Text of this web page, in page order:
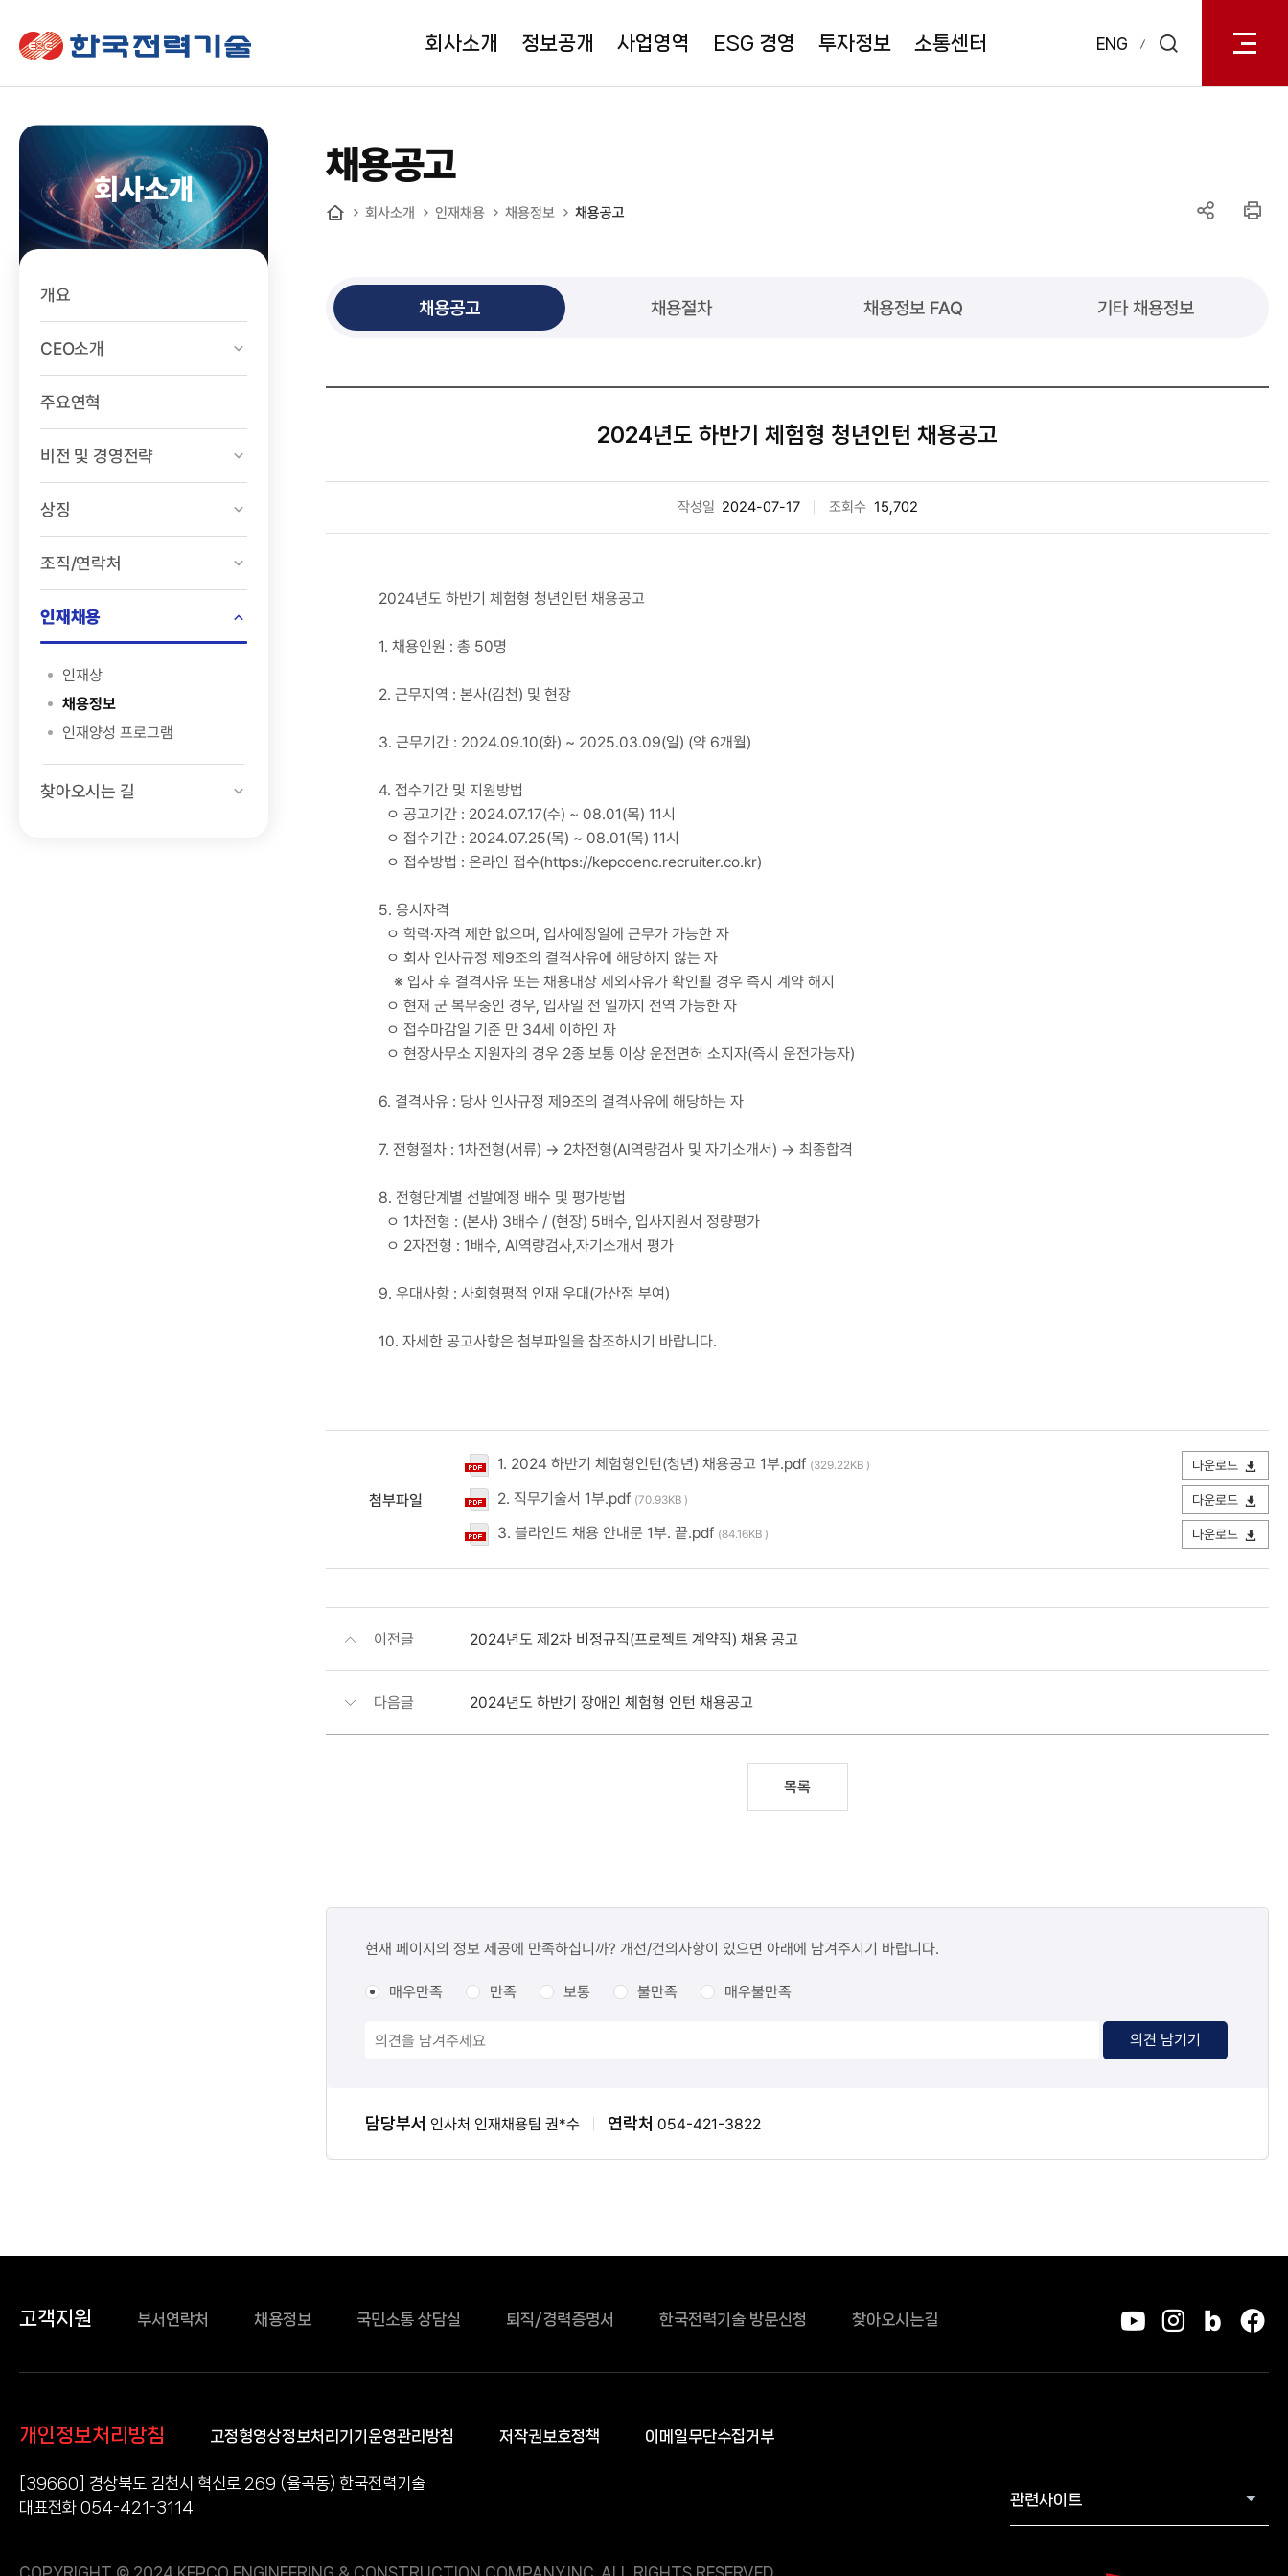
한국전력기술
회사소개 정보공개 사업영역 ESG 경영 투자정보 소통센터 ENG
열기
회사소개
개요
CEO소개
주요연혁
비전 및 경영전략
상징
조직/연락처
인재채용
인재상
채용정보
인재양성 프로그램
찾아오시는 길
채용공고
회사소개 인재채용 채용정보 채용공고
채용공고 채용절차 채용정보 FAQ 기타 채용정보
2024년도 하반기 체험형 청년인턴 채용공고
작성일 2024-07-17 조회수 15,702
2024년도 하반기 체험형 청년인턴 채용공고
1. 채용인원 : 총 50명
2. 근무지역 : 본사(김천) 및 현장
3. 근무기간 : 2024.09.10(화) ~ 2025.03.09(일) (약 6개월)
4. 접수기간 및 지원방법
ㅇ 공고기간 : 2024.07.17(수) ~ 08.01(목) 11시
ㅇ 접수기간 : 2024.07.25(목) ~ 08.01(목) 11시
ㅇ 접수방법 : 온라인 접수(https://kepcoenc.recruiter.co.kr)
5. 응시자격
ㅇ 학력·자격 제한 없으며, 입사예정일에 근무가 가능한 자
ㅇ 회사 인사규정 제9조의 결격사유에 해당하지 않는 자
※ 입사 후 결격사유 또는 채용대상 제외사유가 확인될 경우 즉시 계약 해지
ㅇ 현재 군 복무중인 경우, 입사일 전 일까지 전역 가능한 자
ㅇ 접수마감일 기준 만 34세 이하인 자
ㅇ 현장사무소 지원자의 경우 2종 보통 이상 운전면허 소지자(즉시 운전가능자)
6. 결격사유 : 당사 인사규정 제9조의 결격사유에 해당하는 자
7. 전형절차 : 1차전형(서류) → 2차전형(AI역량검사 및 자기소개서) → 최종합격
8. 전형단계별 선발예정 배수 및 평가방법
ㅇ 1차전형 : (본사) 3배수 / (현장) 5배수, 입사지원서 정량평가
ㅇ 2자전형 : 1배수, AI역량검사,자기소개서 평가
9. 우대사항 : 사회형평적 인재 우대(가산점 부여)
10. 자세한 공고사항은 첨부파일을 참조하시기 바랍니다.
첨부파일
1. 2024 하반기 체험형인턴(청년) 채용공고 1부.pdf (329.22KB ) 다운로드
2. 직무기술서 1부.pdf (70.93KB ) 다운로드
3. 블라인드 채용 안내문 1부. 끝.pdf (84.16KB ) 다운로드
이전글 2024년도 제2차 비정규직(프로젝트 계약직) 채용 공고
다음글 2024년도 하반기 장애인 체험형 인턴 채용공고
목록
만족도현재 페이지의 정보 제공에 만족하십니까? 개선/건의사항이 있으면 아래에 남겨주시기 바랍니다.
매우만족 만족 보통 불만족 매우불만족
의견 남기기
담당자
담당부서 인사처 인재채용팀 권*수 연락처 054-421-3822
고객지원 부서연락처 채용정보 국민소통 상담실 퇴직/경력증명서 한국전력기술 방문신청 찾아오시는길
유튜브인스타그
블로그
페
개인정보처리방침 고정형영상정보처리기기운영관리방침 저작권보호정책 이메일무단수집거부
관련사이트
[39660] 경상북도 김천시 혁신로 269 (율곡동) 한국전력기술
대표전화 054-421-3114
COPYRIGHT © 2024 KEPCO ENGINEERING & CONSTRUCTION COMPANY.INC. ALL RIGHTS RESERVED.